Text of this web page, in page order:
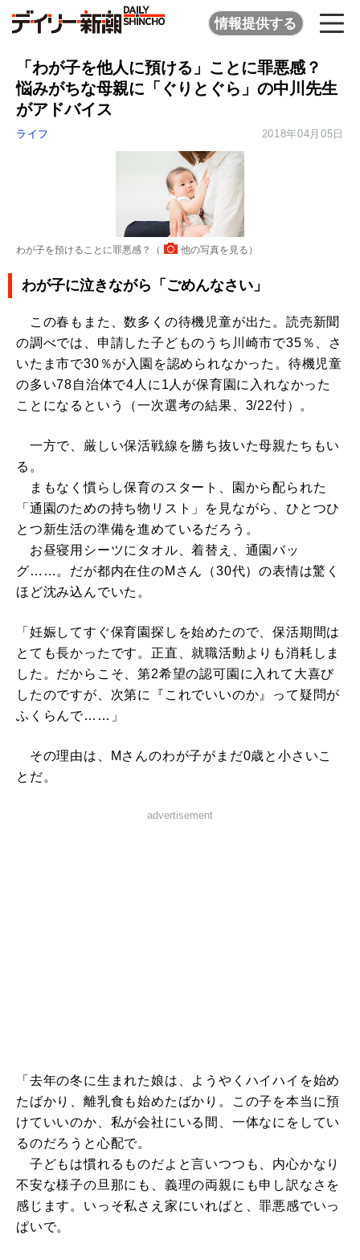
情報提供する
「わが子を他人に預ける」ことに罪悪感？
悩みがちな母親に「ぐりとぐら」の中川先生
がアドバイス
ライフ 2018年04月05日
わが子を預けることに罪悪感？（ 他の写真を見る ）
わが子に泣きながら「ごめんなさい」
この春もまた、数多くの待機児童が出た。読売新聞
の調べでは、申請した子どものうち川崎市で35％、さ
いたま市で30％が入園を認められなかった。待機児童
の多い78自治体で4人に1人が保育園に入れなかった
ことになるという（一次選考の結果、3/22付）。
一方で、厳しい保活戦線を勝ち抜いた母親たちもい
る。
まもなく慣らし保育のスタート、園から配られた
「通園のための持ち物リスト」を見ながら、ひとつひ
とつ新生活の準備を進めているだろう。
お昼寝用シーツにタオル、着替え、通園バッ
グ……。だが都内在住のMさん（30代）の表情は驚く
ほど沈み込んでいた。
「妊娠してすぐ保育園探しを始めたので、保活期間は
とても長かったです。正直、就職活動よりも消耗しま
した。だからこそ、第2希望の認可園に入れて大喜び
したのですが、次第に『これでいいのか』って疑問が
ふくらんで……」
その理由は、Mさんのわが子がまだ0歳と小さいこ
とだ。
advertisement
「去年の冬に生まれた娘は、ようやくハイハイを始め
たばかり、離乳食も始めたばかり。この子を本当に預
けていいのか、私が会社にいる間、一体なにをしてい
るのだろうと心配で。
子どもは慣れるものだよと言いつつも、内心かなり
不安な様子の旦那にも、義理の両親にも申し訳なさを
感じます。いっそ私さえ家にいればと、罪悪感でいっ
ぱいで。